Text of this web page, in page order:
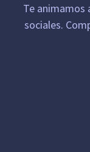
Te animamos
sociales.